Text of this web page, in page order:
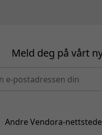
Meld deg på vårt
Andre Vendora-